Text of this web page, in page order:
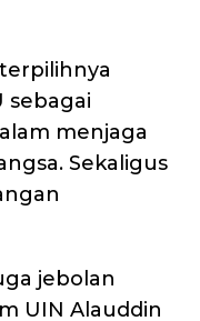
sebagai
menjaga
Sekaligus
jebolan
UIN Alauddin